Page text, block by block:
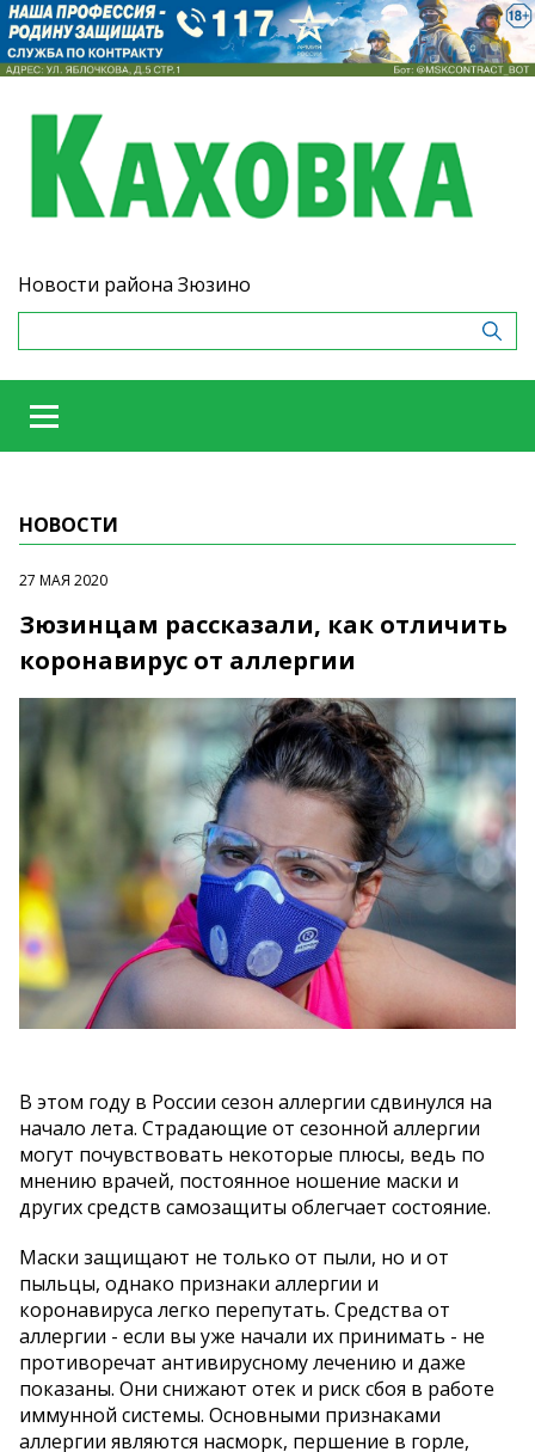
Новости района Зюзино
НОВОСТИ
27 МАЯ 2020
Зюзинцам рассказали, как отличить
коронавирус от аллергии
В этом году в России сезон аллергии сдвинулся на
начало лета. Страдающие от сезонной аллергии
могут почувствовать некоторые плюсы, ведь по
мнению врачей, постоянное ношение маски и
других средств самозащиты облегчает состояние.
Маски защищают не только от пыли, но и от
пыльцы, однако признаки аллергии и
коронавируса легко перепутать. Средства от
аллергии - если вы уже начали их принимать - не
противоречат антивирусному лечению и даже
показаны. Они снижают отек и риск сбоя в работе
иммунной системы. Основными признаками
аллергии являются насморк, першение в горле,